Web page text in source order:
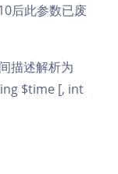
后此参数已废
描述解析为
$time [, int